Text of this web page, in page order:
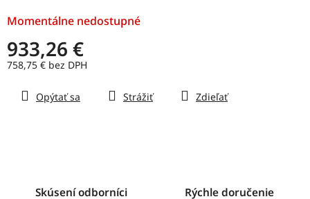
933,26 €
758,75 € bez DPH
cena:
Momentálne nedostupné
Opýtať sa Strážiť Zdieľať
Skúsení odborníci Rýchle doručenie